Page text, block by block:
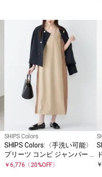
SHIPS Colors
SHIPS Colors:〈手洗い可能〉
プリーツ コンビ ジャンパー ワ
ンピース
￥ 6,776 〔20%OFF〕 ￥